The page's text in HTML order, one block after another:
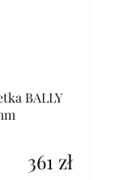
BALLY
361 zł